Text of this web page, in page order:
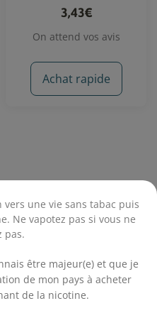
une vie sans tabac puis
Ne vapotez pas si vous ne
pas.
être majeur(e) et que je
de mon pays à acheter
de la nicotine.
3,43€
On attend vos avis
Achat rapide